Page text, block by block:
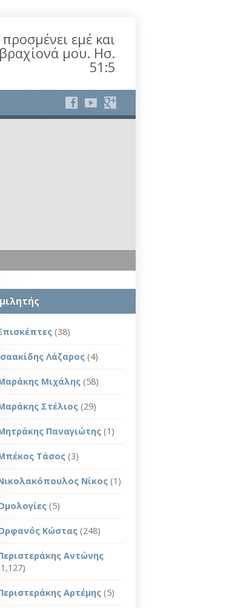
εμέ και
βραχίονά μου. Ησ.
51:5
(38)
Λάζαρος (4)
Μιχάλης (58)
Στέλιος (29)
Παναγιώτης (1)
Τάσος (3)
Νίκος (1)
(5)
Κώστας (248)
Αντώνης
Αρτέμης (5)